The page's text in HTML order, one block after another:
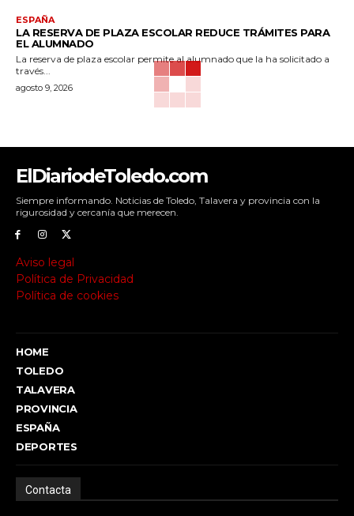
ESPAÑA
LA RESERVA DE PLAZA ESCOLAR REDUCE TRÁMITES PARA
EL ALUMNADO
La reserva de plaza escolar permite al alumnado que la ha solicitado a
través...
agosto 9, 2026
ElDiariodeToledo.com
Siempre informando. Noticias de Toledo, Talavera y provincia con la
rigurosidad y cercanía que merecen.
Aviso legal
Política de Privacidad
Política de cookies
HOME
TOLEDO
TALAVERA
PROVINCIA
ESPAÑA
DEPORTES
Contacta